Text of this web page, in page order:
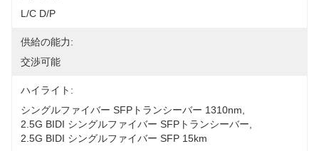
L/C D/P
供給の能力:
交渉可能
ハイライト:
シングルファイバー SFPトランシーバー 1310nm
2.5G BIDI シングルファイバー SFPトランシーバー
2.5G BIDI シングルファイバー SFP 15km